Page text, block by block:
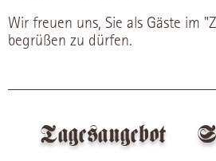
Wir freuen uns, Sie als Gäste im
begrüßen zu dürfen.
Tagesangebot